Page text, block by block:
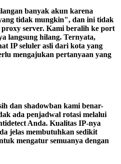
banyak akun karena
tidak mungkin", dan ini tidak
server. Kami beralih ke port
langsung hilang. Ternyata,
IP seluler asli dari kota yang
mengajukan pertanyaan yang
dan shadowban kami benar-
ada penjadwal rotasi melalui
Anda. Kualitas IP-nya
jelas membutuhkan sedikit
mengatur semuanya dengan